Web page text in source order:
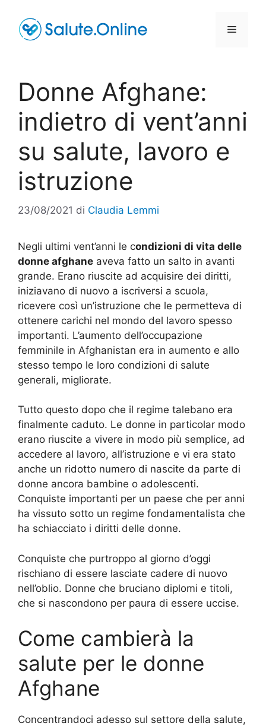
contenuto
Menu
Donne Afghane:
indietro di vent’anni
su salute, lavoro e
istruzione
23/08/2021 di Claudia Lemmi
Negli ultimi vent’anni le condizioni di vita delle
donne afghane aveva fatto un salto in avanti
grande. Erano riuscite ad acquisire dei diritti,
iniziavano di nuovo a iscriversi a scuola,
ricevere così un’istruzione che le permetteva di
ottenere carichi nel mondo del lavoro spesso
importanti. L’aumento dell’occupazione
femminile in Afghanistan era in aumento e allo
stesso tempo le loro condizioni di salute
generali, migliorate.
Tutto questo dopo che il regime talebano era
finalmente caduto. Le donne in particolar modo
erano riuscite a vivere in modo più semplice, ad
accedere al lavoro, all’istruzione e vi era stato
anche un ridotto numero di nascite da parte di
donne ancora bambine o adolescenti.
Conquiste importanti per un paese che per anni
ha vissuto sotto un regime fondamentalista che
ha schiacciato i diritti delle donne.
Conquiste che purtroppo al giorno d’oggi
rischiano di essere lasciate cadere di nuovo
nell’oblio. Donne che bruciano diplomi e titoli,
che si nascondono per paura di essere uccise.
Come cambierà la
salute per le donne
Afghane
Concentrandoci adesso sul settore della salute,